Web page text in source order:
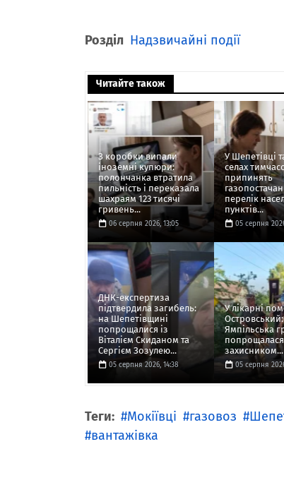
Розділ Надзвичайні події
Читайте також
З коробки випали
іноземні купюри:
полончанка втратила
пильність і переказала
шахраям 123 тисячі
гривень...
06 серпня 2026, 13:05
У Шепетівці
селах
припинять
перелік
пунктів...
05 серпня
ДНК-експертиза
підтвердила загибель:
на Шепетівщині
попрощалися із
Віталієм Скиданом та
Сергієм Зозулею...
05 серпня 2026, 14:38
У лікарні
Островський:
Ямпільська
попрощалася
захисником...
05 серпня
Теги: Мокіївці газовоз
вантажівка